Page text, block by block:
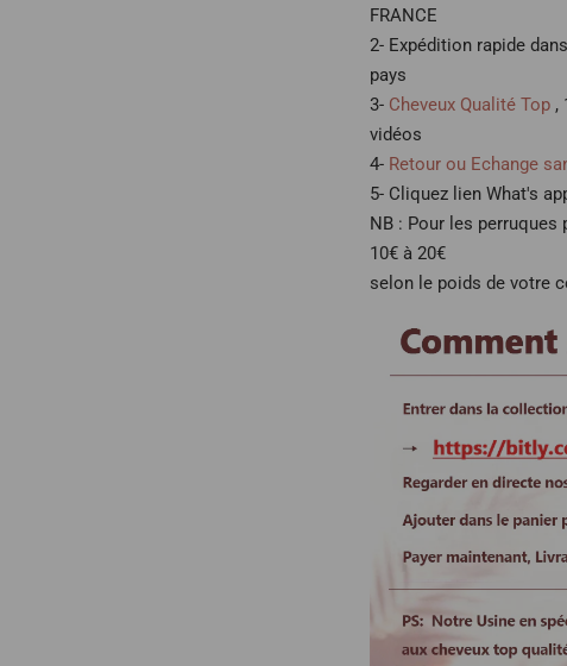
FRANCE
2- Expédition rapide
pays
3- Cheveux Qualité Top ,
vidéos
4- Retour ou Echange
5- Cliquez lien What's
NB : Pour les perruques
10€ à 20€
selon le poids de votre